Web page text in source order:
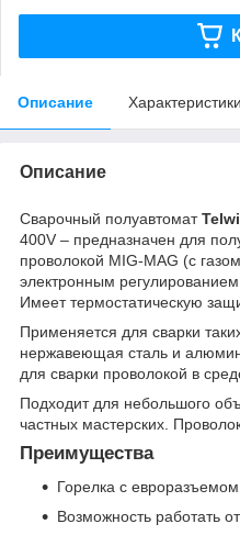
Описание Характеристики
Описание
Сварочный полуавтомат
400V – предназначен для
проволокой MIG-MAG (с
электронным
Имеет термостатическую
Применяется для сварки
нержавеющая сталь и
для сварки проволокой в
Подходит для небольшого
частных мастерских.
Преимущества
Горелка с
Возможность работать